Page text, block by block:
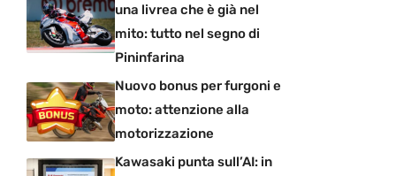
una livrea che è già nel
mito: tutto nel segno di
Pininfarina
Nuovo bonus per furgoni e
moto: attenzione alla
motorizzazione
Kawasaki punta sull’AI: in